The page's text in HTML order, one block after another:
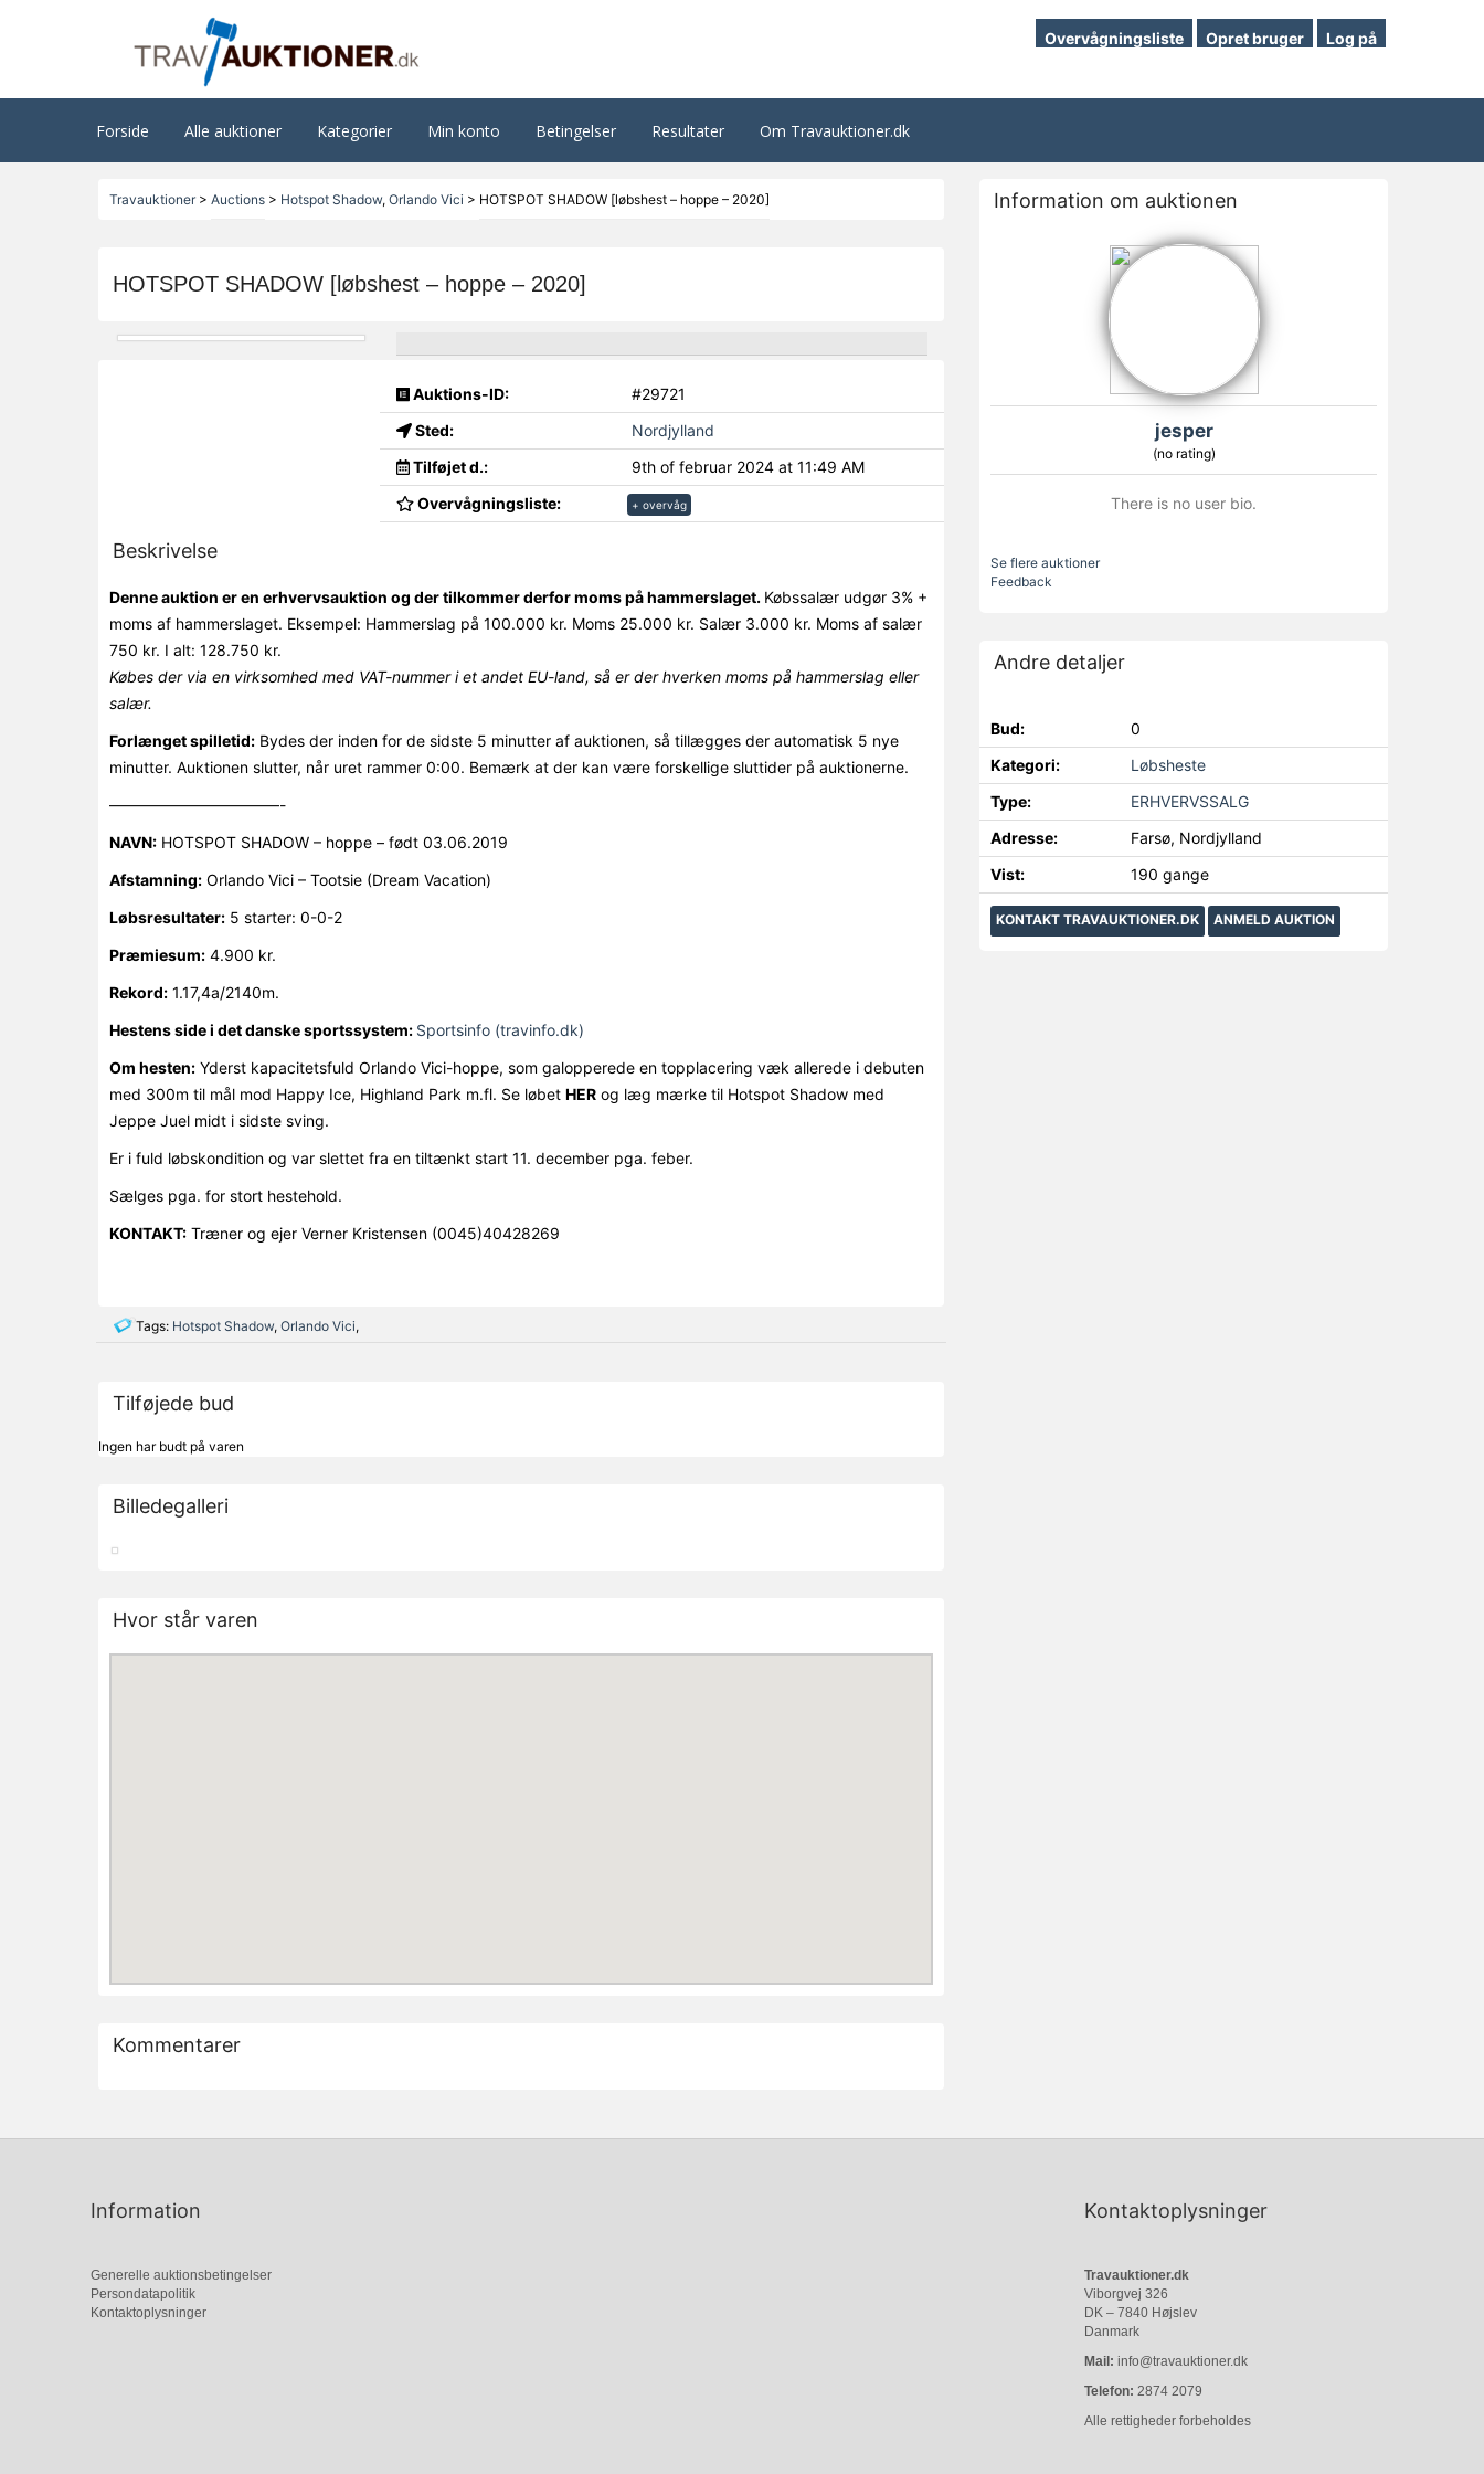
Overvågningsliste Opret bruger Log på
Forside Alle auktioner Kategorier Min konto Betingelser Resultater Om Travauktioner.dk
Travauktioner> Auctions> Hotspot Shadow, Orlando Vici > HOTSPOT SHADOW [løbshest – hoppe – 2020]
HOTSPOT SHADOW [løbshest – hoppe – 2020]
Auktions-ID:
#29721
Sted:
Nordjylland
Tilføjet d.:
9th of februar 2024 at 11:49 AM
Overvågningsliste:
+ overvåg
Beskrivelse
Denne auktion er en erhvervsauktion og der tilkommer derfor moms på hammerslaget. Købssalær udgør 3% +
moms af hammerslaget. Eksempel: Hammerslag på 100.000 kr. Moms 25.000 kr. Salær 3.000 kr. Moms af salær
750 kr. I alt: 128.750 kr.
Købes der via en virksomhed med VAT-nummer i et andet EU-land, så er der hverken moms på hammerslag eller
salær.
Forlænget spilletid:Bydes der inden for de sidste 5 minutter af auktionen, så tillægges der automatisk 5 nye
minutter. Auktionen slutter, når uret rammer 0:00. Bemærk at der kan være forskellige sluttider på auktionerne.
———————————-
NAVN:HOTSPOT SHADOW – hoppe – født 03.06.2019
Afstamning:Orlando Vici – Tootsie (Dream Vacation)
Løbsresultater:5 starter: 0-0-2
Præmiesum:4.900 kr.
Rekord:1.17,4a/2140m.
Hestens side i det danske sportssystem: Sportsinfo (travinfo.dk)
Om hesten:Yderst kapacitetsfuld Orlando Vici-hoppe, som galopperede en topplacering væk allerede i debuten
med 300m til mål mod Happy Ice, Highland Park m.fl. Se løbet HERog læg mærke til Hotspot Shadow med
Jeppe Juel midt i sidste sving.
Er i fuld løbskondition og var slettet fra en tiltænkt start 11. december pga. feber.
Sælges pga. for stort hestehold.
KONTAKT:Træner og ejer Verner Kristensen (0045)40428269
Tags: Hotspot Shadow, Orlando Vici,
Tilføjede bud
Ingen har budt på varen
Billedegalleri
Hvor står varen
Kommentarer
Information om auktionen
jesper
(no rating)
There is no user bio.
Se flere auktioner
Feedback
Andre detaljer
Bud:
0
Kategori:
Løbsheste
Type:
ERHVERVSSALG
Adresse:
Farsø, Nordjylland
Vist:
190 gange
KONTAKT TRAVAUKTIONER.DK ANMELD AUKTION
Information
Generelle auktionsbetingelser
Persondatapolitik
Kontaktoplysninger
Kontaktoplysninger
Travauktioner.dk
Viborgvej 326
DK – 7840 Højslev
Danmark
Mail: info@travauktioner.dk
Telefon: 2874 2079
Alle rettigheder forbeholdes